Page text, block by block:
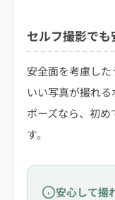
セルフ撮影で
安全面を考慮し
いい写真が撮れ
ポーズなら、初
す。
安心して撮